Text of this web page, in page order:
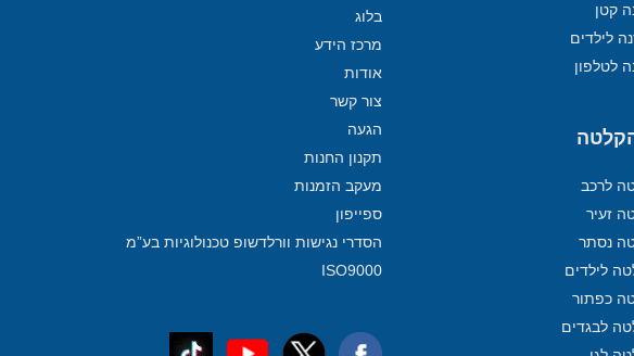
קטן
לילדים
לטלפון
לרכב
זעיר
נסתר
לילדים
כפתור
לבגדים
בלוג
מרכז הידע
אודות
צור קשר
הגעה
תקנון החנות
מעקב הזמנות
ספייפון
הסדרי נגישות וורלדשופ טכנולוגיות בע”מ
ISO9000